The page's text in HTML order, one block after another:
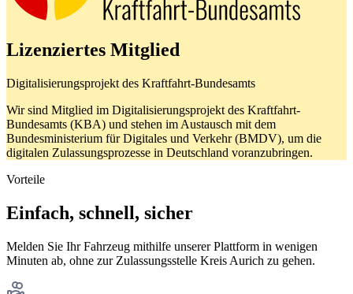
Lizenziertes Mitglied
Digitalisierungsprojekt des Kraftfahrt-Bundesamts
Wir sind Mitglied im Digitalisierungsprojekt des Kraftfahrt-
Bundesamts (KBA) und stehen im Austausch mit dem
Bundesministerium für Digitales und Verkehr (BMDV), um die
digitalen Zulassungsprozesse in Deutschland voranzubringen.
Vorteile
Einfach, schnell, sicher
Melden Sie Ihr Fahrzeug mithilfe unserer Plattform in wenigen
Minuten ab, ohne zur Zulassungsstelle Kreis Aurich zu gehen.